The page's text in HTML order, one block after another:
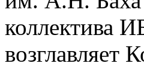
коллектива
возглавляет